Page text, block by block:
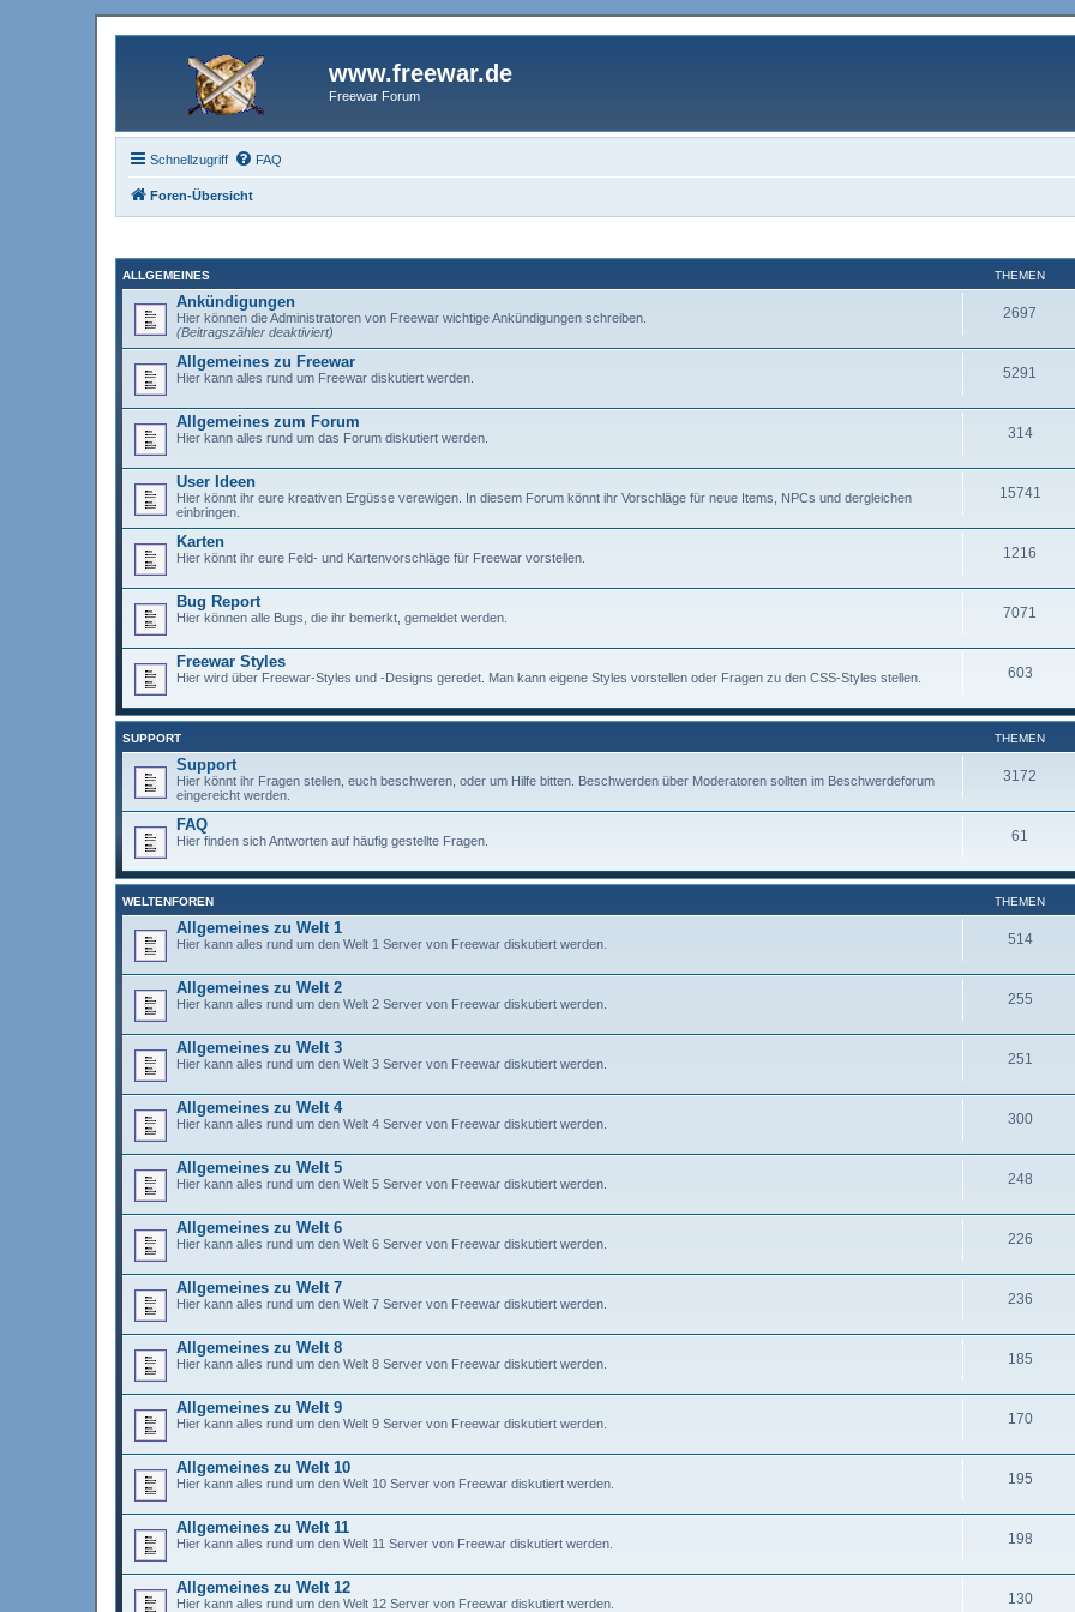
www.freewar.de
Freewar Forum
Schnellzugriff FAQ
Foren-Übersicht
ALLGEMEINES THEMEN
Ankündigungen
Hier können die Administratoren von Freewar wichtige Ankündigungen schreiben.
(Beitragszähler deaktiviert)
2697
Allgemeines zu Freewar
Hier kann alles rund um Freewar diskutiert werden. 5291
Allgemeines zum Forum
Hier kann alles rund um das Forum diskutiert werden. 314
User Ideen
Hier könnt ihr eure kreativen Ergüsse verewigen. In diesem Forum könnt ihr Vorschläge für neue Items, NPCs und dergleichen
einbringen.
15741
Karten
Hier könnt ihr eure Feld- und Kartenvorschläge für Freewar vorstellen. 1216
Bug Report
Hier können alle Bugs, die ihr bemerkt, gemeldet werden. 7071
Freewar Styles
Hier wird über Freewar-Styles und -Designs geredet. Man kann eigene Styles vorstellen oder Fragen zu den CSS-Styles stellen. 603
SUPPORT THEMEN
Support
Hier könnt ihr Fragen stellen, euch beschweren, oder um Hilfe bitten. Beschwerden über Moderatoren sollten im Beschwerdeforum
eingereicht werden.
3172
FAQ
Hier finden sich Antworten auf häufig gestellte Fragen. 61
WELTENFOREN THEMEN
Allgemeines zu Welt 1
Hier kann alles rund um den Welt 1 Server von Freewar diskutiert werden. 514
Allgemeines zu Welt 2
Hier kann alles rund um den Welt 2 Server von Freewar diskutiert werden. 255
Allgemeines zu Welt 3
Hier kann alles rund um den Welt 3 Server von Freewar diskutiert werden. 251
Allgemeines zu Welt 4
Hier kann alles rund um den Welt 4 Server von Freewar diskutiert werden. 300
Allgemeines zu Welt 5
Hier kann alles rund um den Welt 5 Server von Freewar diskutiert werden. 248
Allgemeines zu Welt 6
Hier kann alles rund um den Welt 6 Server von Freewar diskutiert werden. 226
Allgemeines zu Welt 7
Hier kann alles rund um den Welt 7 Server von Freewar diskutiert werden. 236
Allgemeines zu Welt 8
Hier kann alles rund um den Welt 8 Server von Freewar diskutiert werden. 185
Allgemeines zu Welt 9
Hier kann alles rund um den Welt 9 Server von Freewar diskutiert werden. 170
Allgemeines zu Welt 10
Hier kann alles rund um den Welt 10 Server von Freewar diskutiert werden. 195
Allgemeines zu Welt 11
Hier kann alles rund um den Welt 11 Server von Freewar diskutiert werden. 198
Allgemeines zu Welt 12
Hier kann alles rund um den Welt 12 Server von Freewar diskutiert werden. 130